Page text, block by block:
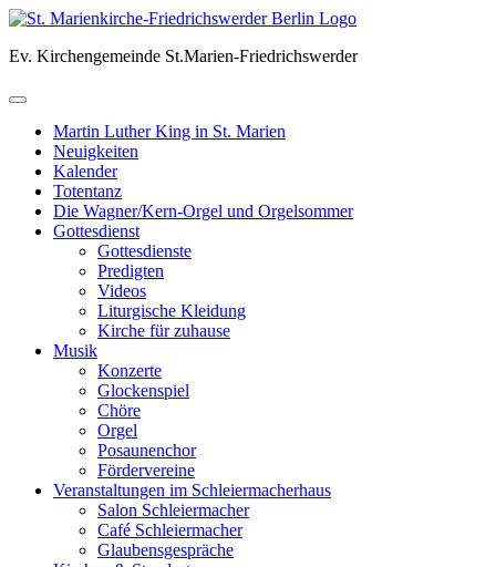
Skip
content
Ev. Kirchengemeinde St.Marien-Friedrichswerder
Martin Luther King in St. Marien
Neuigkeiten
Kalender
Totentanz
Die Wagner/Kern-Orgel und Orgelsommer
Gottesdienst
Gottesdienste
Predigten
Videos
Liturgische Kleidung
Kirche für zuhause
Musik
Konzerte
Glockenspiel
Chöre
Orgel
Posaunenchor
Fördervereine
Veranstaltungen im Schleiermacherhaus
Salon Schleiermacher
Café Schleiermacher
Glaubensgespräche